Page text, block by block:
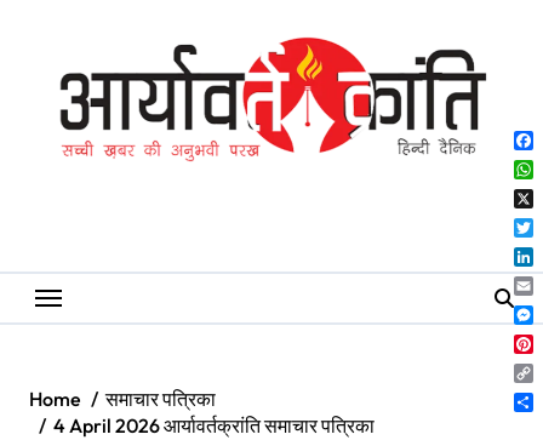
Home
समाचार पत्रिका
4 April 2026 आर्यावर्तक्रांति समाचार पत्रिका
X